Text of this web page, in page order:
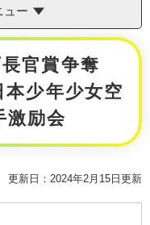
ュー
官賞争奪
本少年少女空
激励会
更新日：2024年2月15日更新